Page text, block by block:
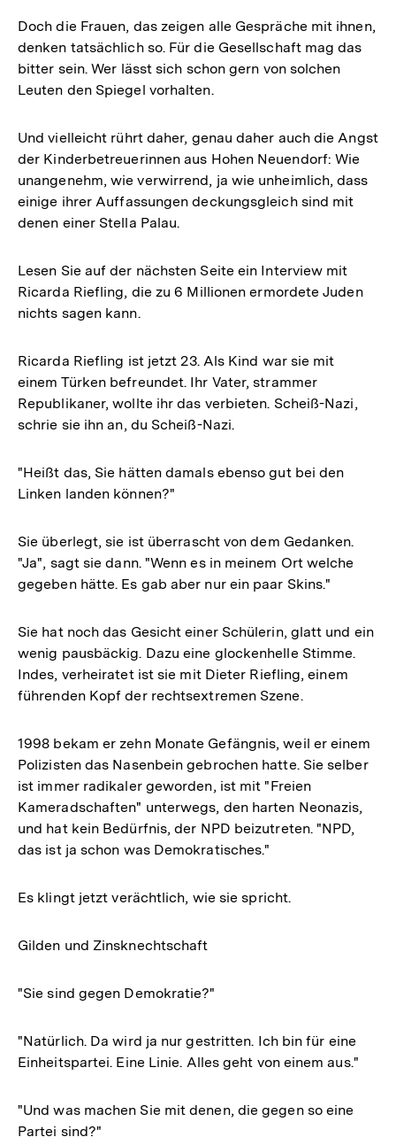
Doch die Frauen, das zeigen alle Gespräche mit ihnen,
denken tatsächlich so. Für die Gesellschaft mag das
bitter sein. Wer lässt sich schon gern von solchen
Leuten den Spiegel vorhalten.
Und vielleicht rührt daher, genau daher auch die Angst
der Kinderbetreuerinnen aus Hohen Neuendorf: Wie
unangenehm, wie verwirrend, ja wie unheimlich, dass
einige ihrer Auffassungen deckungsgleich sind mit
denen einer Stella Palau.
Lesen Sie auf der nächsten Seite ein Interview mit
Ricarda Riefling, die zu 6 Millionen ermordete Juden
nichts sagen kann.
Ricarda Riefling ist jetzt 23. Als Kind war sie mit
einem Türken befreundet. Ihr Vater, strammer
Republikaner, wollte ihr das verbieten. Scheiß-Nazi,
schrie sie ihn an, du Scheiß-Nazi.
"Heißt das, Sie hätten damals ebenso gut bei den
Linken landen können?"
Sie überlegt, sie ist überrascht von dem Gedanken.
"Ja", sagt sie dann. "Wenn es in meinem Ort welche
gegeben hätte. Es gab aber nur ein paar Skins."
Sie hat noch das Gesicht einer Schülerin, glatt und ein
wenig pausbäckig. Dazu eine glockenhelle Stimme.
Indes, verheiratet ist sie mit Dieter Riefling, einem
führenden Kopf der rechtsextremen Szene.
1998 bekam er zehn Monate Gefängnis, weil er einem
Polizisten das Nasenbein gebrochen hatte. Sie selber
ist immer radikaler geworden, ist mit "Freien
Kameradschaften" unterwegs, den harten Neonazis,
und hat kein Bedürfnis, der NPD beizutreten. "NPD,
das ist ja schon was Demokratisches."
Es klingt jetzt verächtlich, wie sie spricht.
Gilden und Zinsknechtschaft
"Sie sind gegen Demokratie?"
"Natürlich. Da wird ja nur gestritten. Ich bin für eine
Einheitspartei. Eine Linie. Alles geht von einem aus."
"Und was machen Sie mit denen, die gegen so eine
Partei sind?"